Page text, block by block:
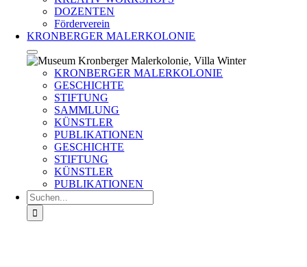
DOZENTEN
Förderverein
KRONBERGER MALERKOLONIE
KRONBERGER MALERKOLONIE
GESCHICHTE
STIFTUNG
SAMMLUNG
KÜNSTLER
PUBLIKATIONEN
GESCHICHTE
STIFTUNG
KÜNSTLER
PUBLIKATIONEN
Suche
nach: